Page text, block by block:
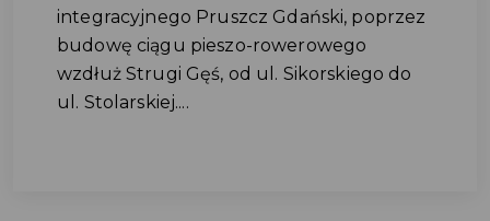
integracyjnego Pruszcz Gdański, poprzez
budowę ciągu pieszo-rowerowego
wzdłuż Strugi Gęś, od ul. Sikorskiego do
ul. Stolarskiej....